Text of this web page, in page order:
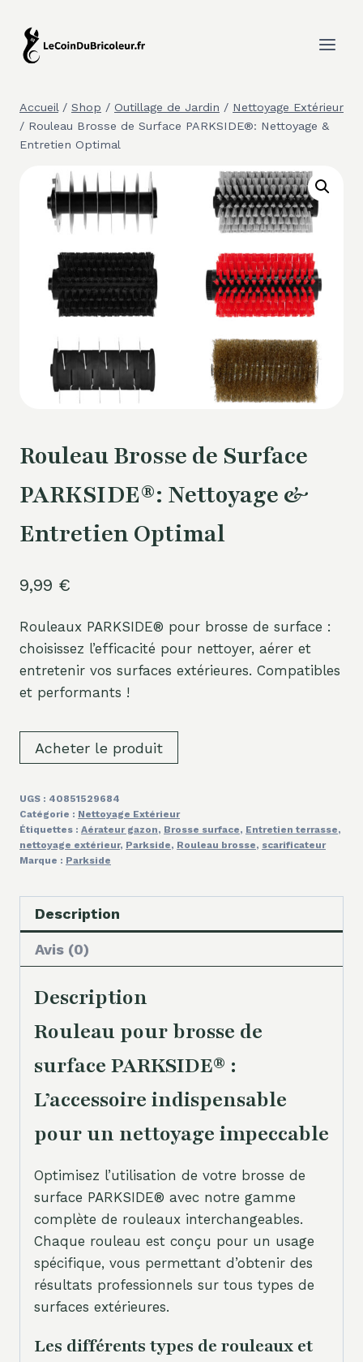
contenu
Accueil / Shop / Outillage de Jardin / Nettoyage Extérieur
/ Rouleau Brosse de Surface PARKSIDE®: Nettoyage &
Entretien Optimal
Rouleau Brosse de Surface
PARKSIDE®: Nettoyage &
Entretien Optimal
9,99 €
Rouleaux PARKSIDE® pour brosse de surface :
choisissez l’efficacité pour nettoyer, aérer et
entretenir vos surfaces extérieures. Compatibles
et performants !
Acheter le produit
UGS : 40851529684
Catégorie : Nettoyage Extérieur
Étiquettes : Aérateur gazon, Brosse surface, Entretien terrasse,
nettoyage extérieur, Parkside, Rouleau brosse, scarificateur
Marque : Parkside
Description
Avis (0)
Description
Rouleau pour brosse de
surface PARKSIDE® :
L’accessoire indispensable
pour un nettoyage impeccable
Optimisez l’utilisation de votre brosse de
surface PARKSIDE® avec notre gamme
complète de rouleaux interchangeables.
Chaque rouleau est conçu pour un usage
spécifique, vous permettant d’obtenir des
résultats professionnels sur tous types de
surfaces extérieures.
Les différents types de rouleaux et